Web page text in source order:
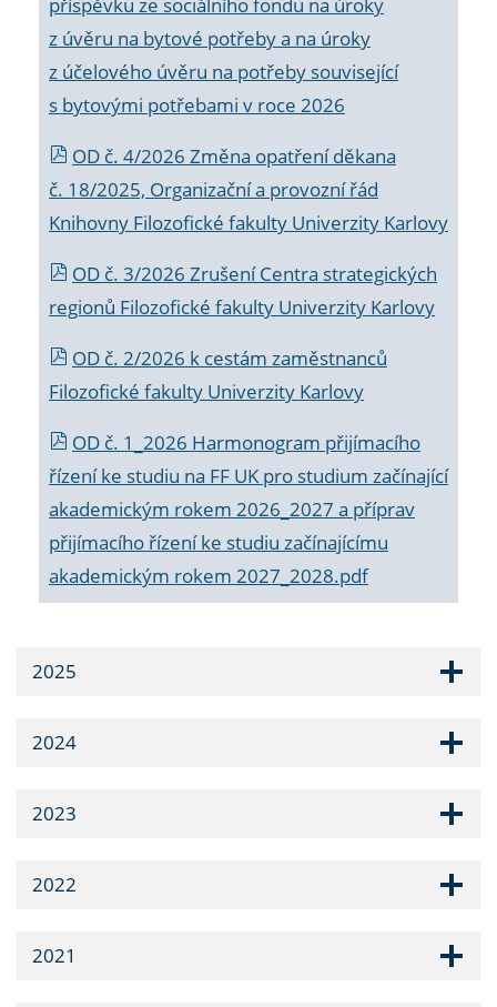
příspěvku ze sociálního fondu na úroky
z úvěru na bytové potřeby a na úroky
z účelového úvěru na potřeby související
s bytovými potřebami v roce 2026
OD č. 4/2026 Změna opatření děkana
č. 18/2025, Organizační a provozní řád
Knihovny Filozofické fakulty Univerzity Karlovy
OD č. 3/2026 Zrušení Centra strategických
regionů Filozofické fakulty Univerzity Karlovy
OD č. 2/2026 k cestám zaměstnanců
Filozofické fakulty Univerzity Karlovy
OD č. 1_2026 Harmonogram přijímacího
řízení ke studiu na FF UK pro studium začínající
akademickým rokem 2026_2027 a příprav
přijímacího řízení ke studiu začínajícímu
akademickým rokem 2027_2028.pdf
2025
2024
2023
2022
2021